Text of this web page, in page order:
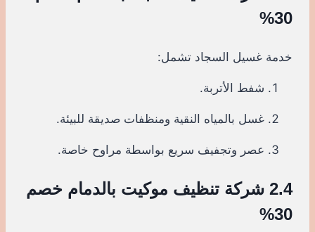
30%
خدمة غسيل السجاد تشمل:
شفط الأتربة.
غسل بالمياه النقية ومنظفات صديقة للبيئة.
عصر وتجفيف سريع بواسطة مراوح خاصة.
2.4 شركة تنظيف موكيت بالدمام خصم
30%